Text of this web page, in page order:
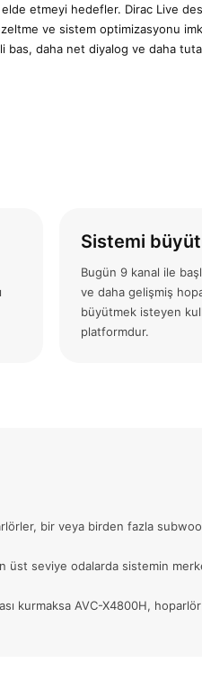
etmeyi hedefler. Dirac Live
ve sistem optimizasyonu
daha net diyalog ve daha
Sistemi
Bugün 9 kanal ile
ve daha gelişmiş
büyütmek isteyen
platformdur.
bir veya birden fazla
üst seviye odalarda sistemin
kurmaksa AVC-X4800H,